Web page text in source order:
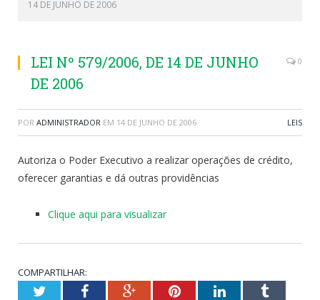
14 DE JUNHO DE 2006
LEI Nº 579/2006, DE 14 DE JUNHO
DE 2006
0
POR ADMINISTRADOR EM 14 DE JUNHO DE 2006 LEIS
Autoriza o Poder Executivo a realizar operações de crédito,
oferecer garantias e dá outras providências
Clique aqui para visualizar
COMPARTILHAR:
TwitterFacebookGoogle+PinterestLinkedInTumblr